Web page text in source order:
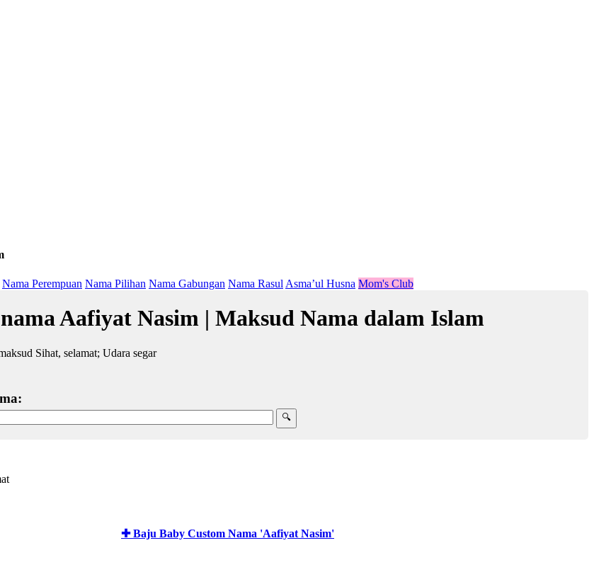
Nama Perempuan Nama Pilihan Nama Gabungan Nama Rasul Asma’ul Husna Mom's Club
Aafiyat Nasim | Maksud Nama dalam Islam
Sihat, selamat; Udara segar
✚ Baju Baby Custom Nama 'Aafiyat Nasim'